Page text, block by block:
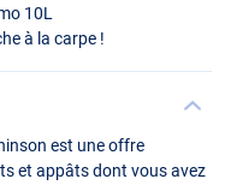
10L
à la carpe !
est une offre
et appâts dont vous avez